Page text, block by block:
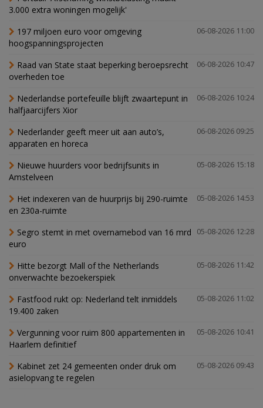
3.000 extra woningen mogelijk'
06-08-2026 11:00
197 miljoen euro voor omgeving
hoogspanningsprojecten
06-08-2026 10:47
Raad van State staat beperking beroepsrecht
overheden toe
06-08-2026 10:24
Nederlandse portefeuille blijft zwaartepunt in
halfjaarcijfers Xior
06-08-2026 09:25
Nederlander geeft meer uit aan auto’s,
apparaten en horeca
05-08-2026 15:18
Nieuwe huurders voor bedrijfsunits in
Amstelveen
05-08-2026 14:53
Het indexeren van de huurprijs bij 290-ruimte
en 230a-ruimte
05-08-2026 12:28
Segro stemt in met overnamebod van 16 mrd
euro
05-08-2026 11:42
Hitte bezorgt Mall of the Netherlands
onverwachte bezoekerspiek
05-08-2026 11:02
Fastfood rukt op: Nederland telt inmiddels
19.400 zaken
05-08-2026 10:41
Vergunning voor ruim 800 appartementen in
Haarlem definitief
05-08-2026 09:43
Kabinet zet 24 gemeenten onder druk om
asielopvang te regelen